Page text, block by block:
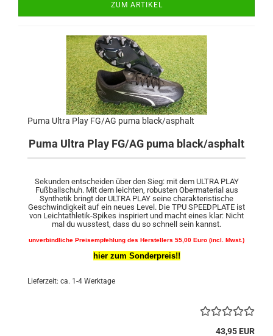
ZUM ARTIKEL
Puma Ultra Play FG/AG puma black/asphalt
Puma Ultra Play FG/AG puma black/asphalt
Sekunden entscheiden über den Sieg: mit dem ULTRA PLAY
Fußballschuh. Mit dem leichten, robusten Obermaterial aus
Synthetik bringt der ULTRA PLAY seine charakteristische
Geschwindigkeit auf ein neues Level. Die TPU SPEEDPLATE ist
von Leichtathletik-Spikes inspiriert und macht eines klar: Nicht
mal du wusstest, dass du so schnell sein kannst.
unverbindliche Preisempfehlung des Herstellers 55,00 Euro (incl. Mwst.)
hier zum Sonderpreis!!
Lieferzeit: ca. 1-4 Werktage
43,95 EUR